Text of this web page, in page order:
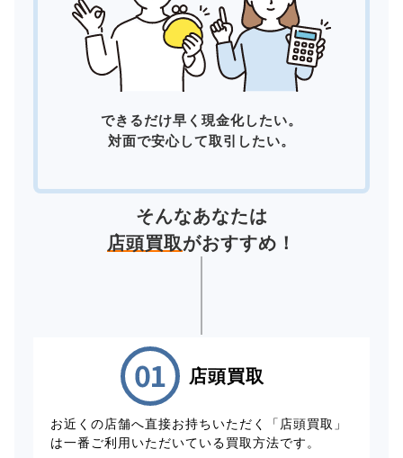
できるだけ早く現金化したい。
対面で安心して取引したい。
そんなあなたは
店頭買取がおすすめ！
店頭買取
お近くの店舗へ直接お持ちいただく「店頭買取」
は一番ご利用いただいている買取方法です。